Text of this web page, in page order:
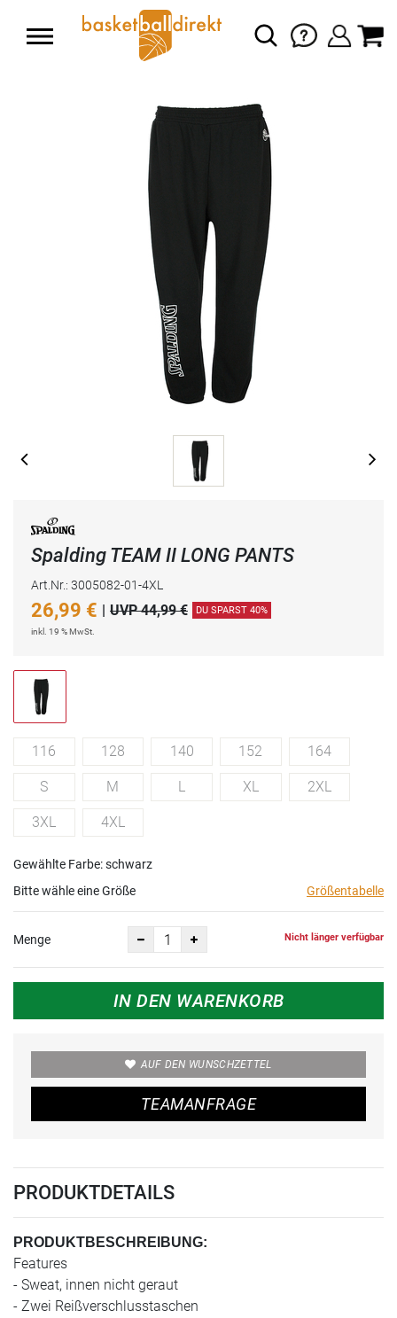
Spalding TEAM II LONG PANTS
Art.Nr.: 3005082-01-4XL
26,99 € | UVP 44,99 € DU SPARST 40%
inkl. 19 % MwSt.
116 128 140 152 164
S M L XL 2XL
3XL 4XL
Gewählte Farbe: schwarz
Bitte wähle eine Größe
Größentabelle
Menge Nicht länger verfügbar
IN DEN WARENKORB
AUF DEN WUNSCHZETTEL
TEAMANFRAGE
PRODUKTDETAILS
PRODUKTBESCHREIBUNG:
Features
- Sweat, innen nicht geraut
- Zwei Reißverschlusstaschen